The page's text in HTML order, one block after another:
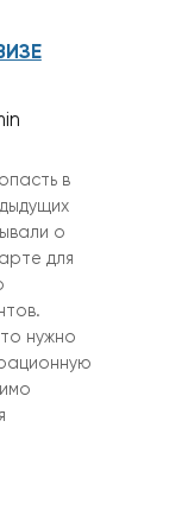
в
о
для
нужно